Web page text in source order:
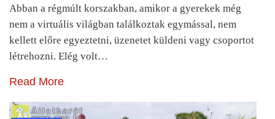
Abban a régmúlt korszakban, amikor a gyerekek még
nem a virtuális világban találkoztak egymással, nem
kellett előre egyeztetni, üzenetet küldeni vagy csoportot
létrehozni. Elég volt…
Read More